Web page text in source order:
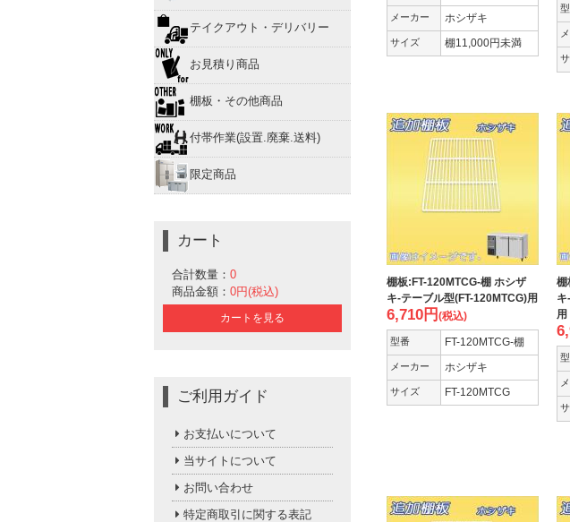
テイクアウト・デリバリー
お見積り商品
棚板・その他商品
付帯作業(設置.廃棄.送料)
限定商品
カート
合計数量： 0
商品金額： 0円(税込)
カートを見る
ご利用ガイド
お支払いについて
当サイトについて
お問い合わせ
特定商取引に関する表記
メーカー ホシザキ
サイズ 棚11,000円未満
棚板:FT-120MTCG-棚 ホシザ
キ-テーブル型(FT-120MTCG)用
6,710円 (税込)
型番 FT-120MTCG-棚
メーカー ホシザキ
サイズ FT-120MTCG
棚
キ
用